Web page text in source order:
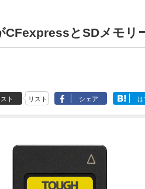
CFexpressとSDメモリ
ト リスト シェア は